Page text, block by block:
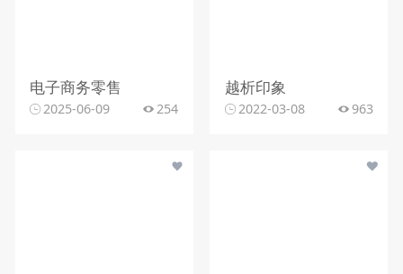
电子商务零售
2025-06-09 254
越析印象
2022-03-08 963